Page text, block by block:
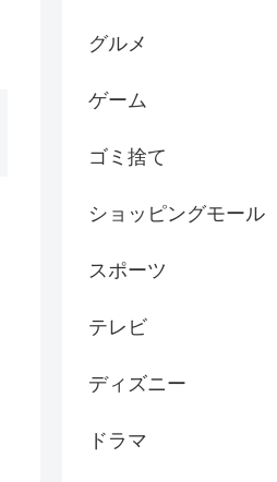
グルメ
ゲーム
ゴミ捨て
ショッピングモール
スポーツ
テレビ
ディズニー
ドラマ